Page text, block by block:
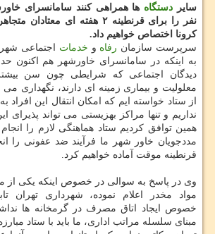
سایر دستگاه
نفر را برای قرنطینه ۲ هفته ای
كرونا اختصاص خواهیم داد.
سرپرست سازمان رفاه و خدمات اجتماعی
معلولیت و بیماری زمینه ای دارند، نگهداری
از ستاد خواسته ایم كه امكان انتقال این افراد
نداریم و تنها مراكز بهزیستی می تواند پذیرای
همین توافق كردیم ستاد هماهنگی لازم را انجام
مددجویان خاور شهر ما فرآیند ضد عفونی را
قرنطینه موقت آماده خواهیم كرد.
وی در پاسخ به سوالی در خصوص اینكه یكی از
مواد مخدر اعلام نموده، شهرداری تهران
خصوص ایجاد اتاق مصرف در گرمخانه ها
مبنای سلسله مراتب اداری، ما باید با ستاد